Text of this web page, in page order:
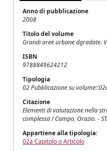
Anno di pubblicazione
2008
Titolo del volume
Grandi aree urbane dgradate.
ISBN
9788849624212
Tipologia
02 Pubblicazione su
Citazione
Elementi di valutazione nella
complessa / Campo, Orazio. -
Appartiene alla tipologia:
02a Capitolo o Articolo